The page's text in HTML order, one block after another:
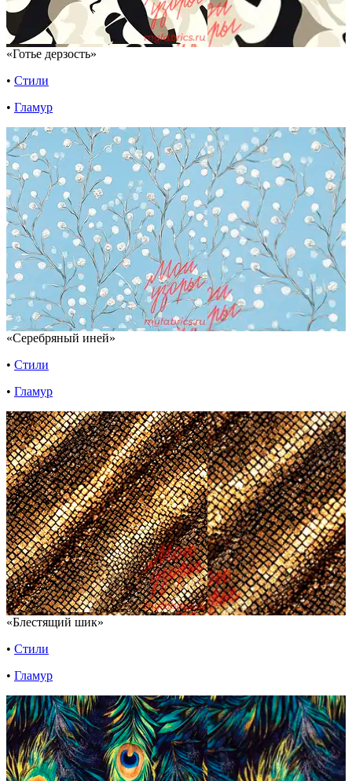
«Готье дерзость»
• Стили
• Гламур
«Серебряный иней»
• Стили
• Гламур
«Блестящий шик»
• Стили
• Гламур